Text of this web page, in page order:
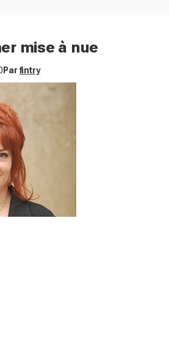
mise à nue
Par fintry